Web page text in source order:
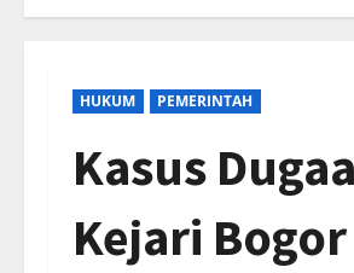
HUKUM PEMERINTAH
Kasus
Kejari